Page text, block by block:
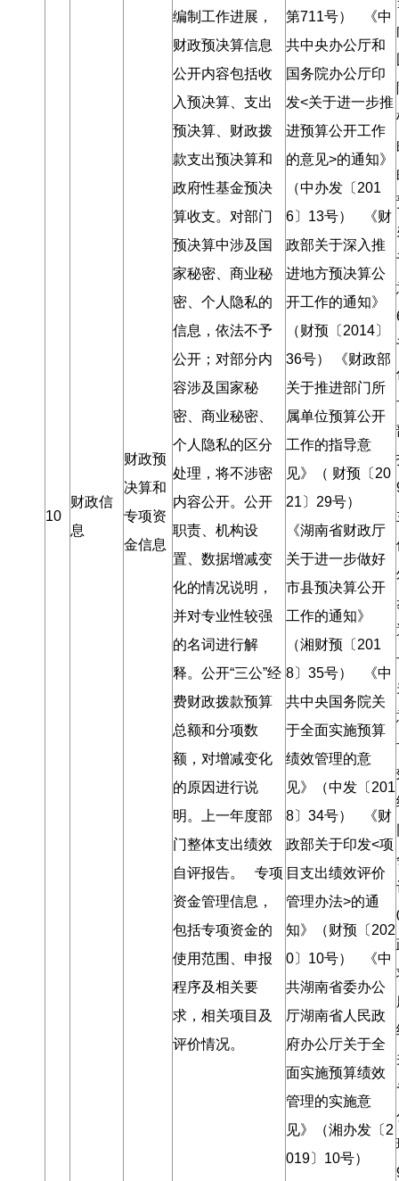
10
财政信
息
财政预
决算和
专项资
金信息
编制工作进展 ，
财政预决算信息
公开内容包括收
入预决算、支出
预决算、财政拨
款支出预决算和
政府性基金预决
算收支。 对部门
预决算中涉及国
家秘密、商业秘
密、个人隐私的
信息 ， 依法不予
公开 ； 对部分内
容涉及国家秘
密、商业秘密、
个人隐私的区分
处理 ， 将不涉密
内容公开。 公开
职责、机构设
置、数据增减变
化的情况说明 ，
并对专业性较强
的名词进行解
释。 公开“三公”经
费财政拨款预算
总额和分项数
额 ， 对增减变化
的原因进行说
明 。
上一年度部
门整体支出绩效
自评报告。
专项
资金管理信息 ，
包括专项资金的
使用范围、申报
程序及相关要
求 ， 相关项目及
评价情况。
第711号） 《中
共中央办公厅和
国务院办公厅印
发<关于进一步推
进预算公开工作
的意见>的通知》
（中办发〔201
6〕13号） 《财
政部关于深入推
进地方预决算公
开工作的通知》
（财预〔2014〕
36号） 《财政部
关于推进部门所
属单位预算公开
工作的指导意
见》（ 财预〔20
21〕29号）
《湖南省财政厅
关于进一步做好
市县预决算公开
工作的通知》
（湘财预〔201
8〕35号） 《中
共中央国务院关
于全面实施预算
绩效管理的意
见》（中发〔201
8〕34号） 《财
政部关于印发<项
目支出绩效评价
管理办法>的通
知》（财预〔202
0〕10号） 《中
共湖南省委办公
厅湖南省人民政
府办公厅关于全
面实施预算绩效
管理的实施意
见》（湘办发〔2
019〕10号）